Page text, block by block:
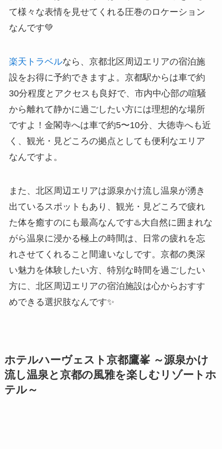
て様々な表情を見せてくれる圧巻のロケーション
なんです💚
楽天トラベルなら、京都北区周辺エリアの宿泊施
設をお得に予約できますよ。京都駅からは車で約
30分程度とアクセスも良好で、市内中心部の喧騒
から離れて静かに過ごしたい方には理想的な場所
ですよ！金閣寺へは車で約5〜10分、大徳寺へも近
く、観光・見どころの拠点としても便利なエリア
なんですよ。
また、北区周辺エリアは源泉かけ流し温泉が湧き
出ているスポットもあり、観光・見どころで疲れ
た体を癒すのにも最高なんです♨️大自然に囲まれな
がら温泉に浸かる極上の時間は、日常の疲れを忘
れさせてくれること間違いなしです。京都の奥深
い魅力を体験したい方、特別な時間を過ごしたい
方に、北区周辺エリアの宿泊施設は心からおすす
めできる選択肢なんです✨
ホテルハーヴェスト京都鷹峯 ～源泉かけ
流し温泉と京都の風雅を楽しむリゾートホ
テル～